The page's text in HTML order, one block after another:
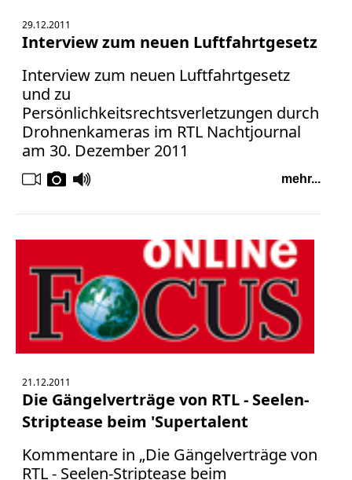
29.12.2011
Interview zum neuen Luftfahrtgesetz
Interview zum neuen Luftfahrtgesetz
und zu
Persönlichkeitsrechtsverletzungen durch
Drohnenkameras im RTL Nachtjournal
am 30. Dezember 2011
mehr...
21.12.2011
Die Gängelverträge von RTL - Seelen-
Striptease beim 'Supertalent
Kommentare in „Die Gängelverträge von
RTL - Seelen-Striptease beim